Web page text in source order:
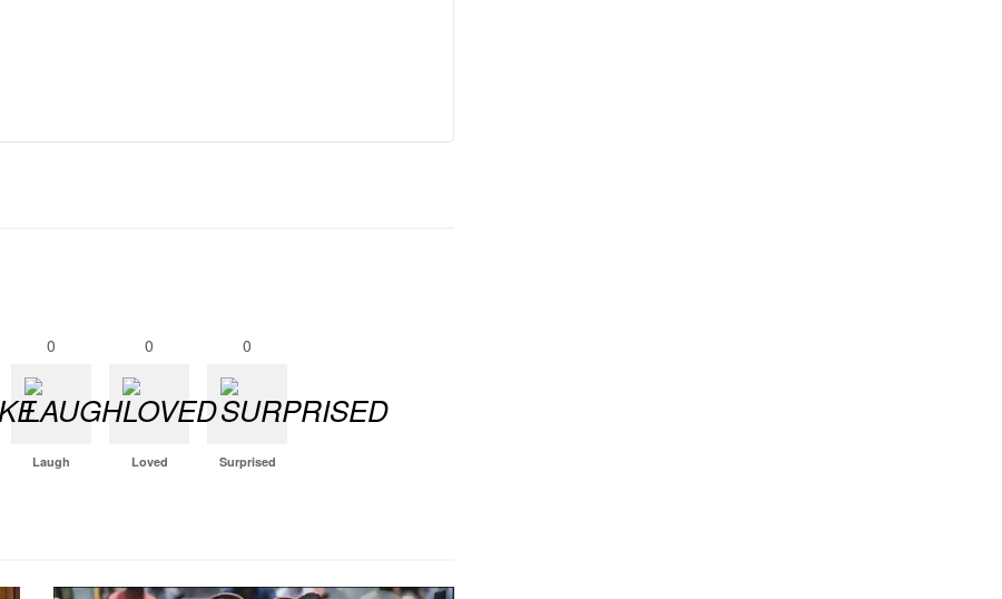
0
Laugh
0
Loved
0
Surprised